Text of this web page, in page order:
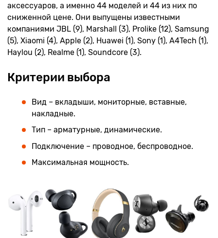
аксессуаров, а именно 44 моделей и 44 из них по
сниженной цене. Они выпущены известными
компаниями JBL (9), Marshall (3), Prolike (12), Samsung
(5), Xiaomi (4), Apple (2), Huawei (1), Sony (1), A4Tech (1),
Haylou (2), Realme (1), Soundcore (3).
Критерии выбора
Вид – вкладыши, мониторные, вставные,
накладные.
Тип – арматурные, динамические.
Подключение – проводное, беспроводное.
Максимальная мощность.